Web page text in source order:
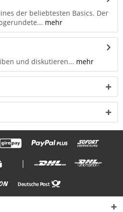
der beliebtesten Basics. Der
mehr
und diskutieren... mehr
|